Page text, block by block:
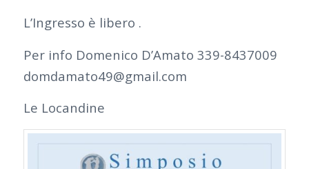
L’Ingresso è libero .
Per info Domenico D’Amato 339-8437009
domdamato49@gmail.com
Le Locandine